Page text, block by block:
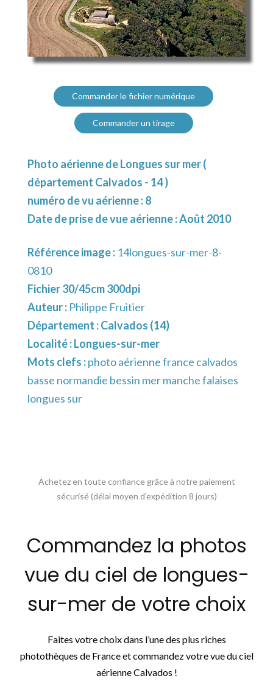
Commander le fichier numérique
Commander un tirage
Photo aérienne de Longues sur mer (
département Calvados - 14 )
numéro de vu aérienne : 8
Date de prise de vue aérienne : Août 2010
Référence image : 14longues-sur-mer-8-
0810
Fichier 30/45cm 300dpi
Auteur : Philippe Fruitier
Département :Calvados (14)
Localité :Longues-sur-mer
Mots clefs :photo aérienne france calvados
basse normandie bessin mer manche falaises
longues sur
Achetez en toute confiance grâce à notre paiement
sécurisé (délai moyen d’expédition 8 jours)
Commandez la photos
vue du ciel de longues-
sur-mer de votre choix
Faites votre choix dans l’une des plus riches
photothèques de France et commandez votre vue du ciel
aérienne Calvados !